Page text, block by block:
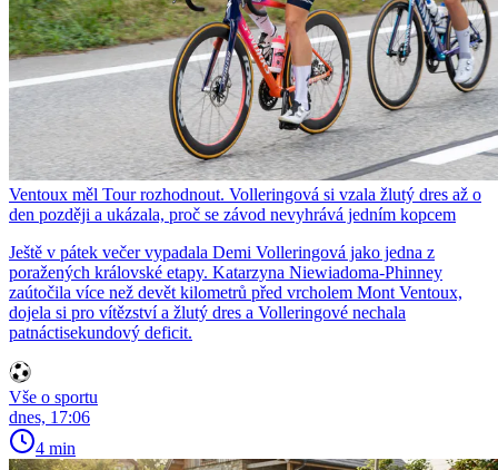
Ventoux měl Tour rozhodnout. Volleringová si vzala žlutý dres až o
den později a ukázala, proč se závod nevyhrává jedním kopcem
Ještě v pátek večer vypadala Demi Volleringová jako jedna z
poražených královské etapy. Katarzyna Niewiadoma-Phinney
zaútočila více než devět kilometrů před vrcholem Mont Ventoux,
dojela si pro vítězství a žlutý dres a Volleringové nechala
patnáctisekundový deficit.
Vše o sportu
dnes, 17:06
4 min